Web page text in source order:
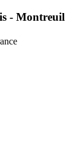
- Montreuil